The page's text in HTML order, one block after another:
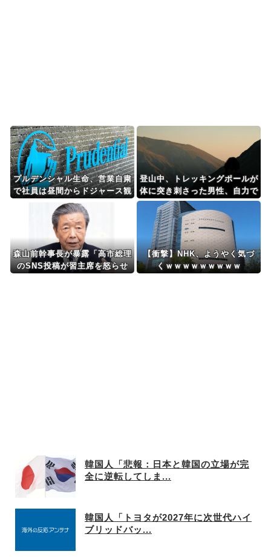
Powered by livedoor 相互RSS
プルデンシャル生命、営業自粛
で社員は昼間からドジャース観
戦・うたた寝・資格勉強とFIR
E達成を果たす
登山中、トレッキングポールが
体に突き刺さった男性、自力で
下山
森山前幹事長が暴露「高市総理
のSNS投稿が習主席を怒らせ
【衝撃】NHK、ようやく気づ
くｗｗｗｗｗｗｗｗｗ
韓国人「悲報：日本と韓国の立場が完
全に逆転してしま...
韓国人「トヨタが2027年に次世代ハイ
ブリッドバッ...